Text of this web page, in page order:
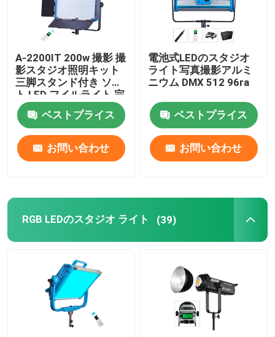
A-2200IT 200w 撮影 撮
影スタジオ照明キット
三脚スタンド付き ソフ
ト LED フイルライト 完
全セット ライブストリ
ーム ベストプライス
お問い合わせ
電池式LEDのスタジオ
ライト写真撮影アルミ
ニウム DMX 512 96ra
ベストプライス
お問い合わせ
RGB LEDのスタジオ ライト (39)